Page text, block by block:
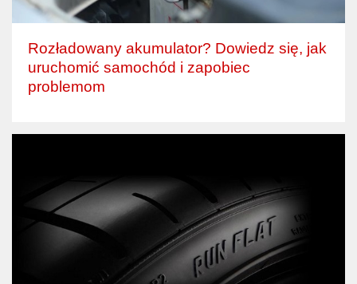
Rozładowany akumulator? Dowiedz się, jak
uruchomić samochód i zapobiec
problemom